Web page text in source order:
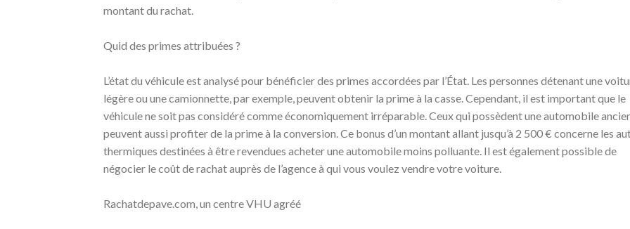
montant du rachat.
Quid des primes attribuées ?
L’état du véhicule est analysé pour bénéficier des primes accordées par l’État. Les personnes détenant une
légère ou une camionnette, par exemple, peuvent obtenir la prime à la casse. Cependant, il est important que le
véhicule ne soit pas considéré comme économiquement irréparable. Ceux qui possèdent une automobile
peuvent aussi profiter de la prime à la conversion. Ce bonus d’un montant allant jusqu’à 2 500 € concerne les
thermiques destinées à être revendues acheter une automobile moins polluante. Il est également possible de
négocier le coût de rachat auprès de l’agence à qui vous voulez vendre votre voiture.
Rachatdepave.com, un centre VHU agréé